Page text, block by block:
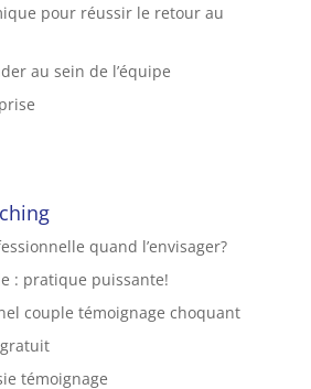
pour réussir le retour au
au sein de l’équipe
quand l’envisager?
: pratique puissante!
couple témoignage choquant
témoignage